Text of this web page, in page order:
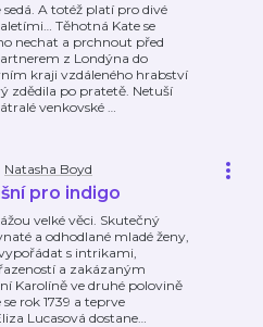
A totéž platí pro divé
Těhotná Kate se
nechat a prchnout před
z Londýna do
kraji vzdáleného hrabství
zdědila po pratetě. Netuší
venkovské …
Natasha Boyd
pro indigo
velké věci. Skutečný
a odhodlané mladé ženy,
s intrikami,
a zakázaným
Karolíně ve druhé polovině
se rok 1739 a teprve
Lucasová dostane…